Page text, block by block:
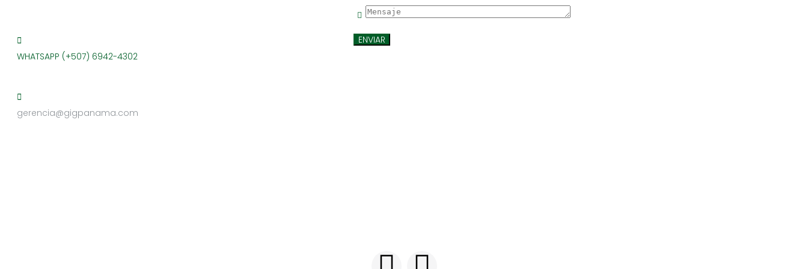
WHATSAPP (+507) 6942-4302
gerencia@gigpanama.com